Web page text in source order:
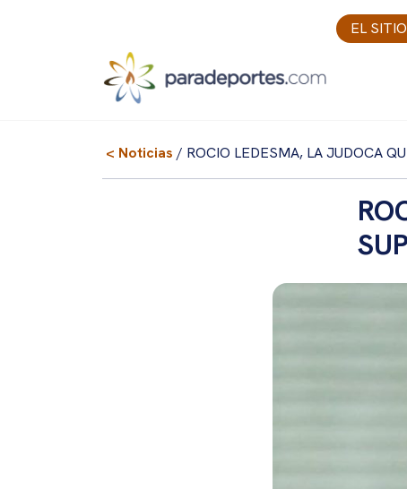
EL
< Noticias / ROCIO LEDESMA, LA JUDOCA